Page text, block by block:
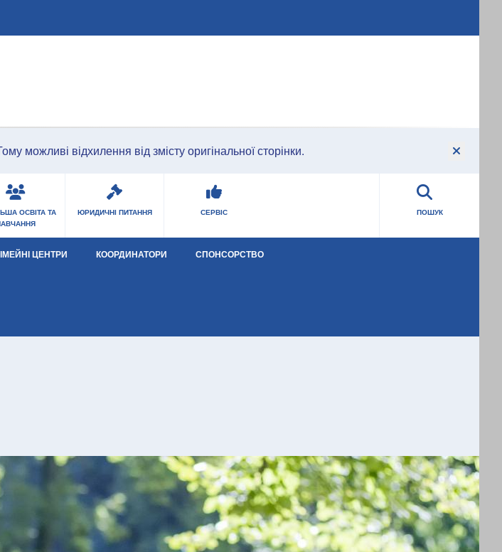
можливі відхилення від змісту оригінальної сторінки.
ОСВІТА ТА
ЮРИДИЧНІ ПИТАННЯ СЕРВІС ПОШУК
ЦЕНТРИ КООРДИНАТОРИ СПОНСОРСТВО